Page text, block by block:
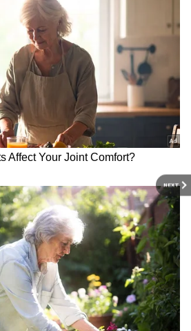
NEXT
జూపిట‌ర్ ధ‌ర ఎంత
ఇలాంటి ఫీచ‌ర్లు కేక
స్మార్ట్ టీవిపై ఏకంగా
మరో టీవి కొనొచ్చుగా..!